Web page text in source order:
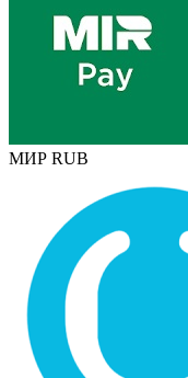
МИР RUB